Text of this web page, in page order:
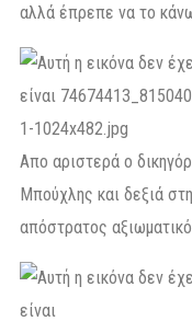
αλλά έπρεπε να το
Απο αριστερά ο
Μπούχλης και δεξιά
απόστρατος